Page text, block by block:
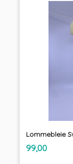
Pris
99,00mva.